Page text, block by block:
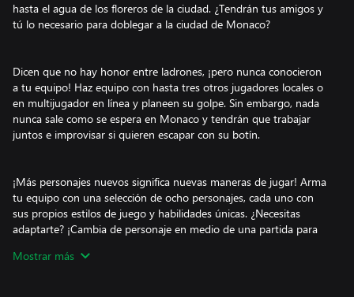
hasta el agua de los floreros de la ciudad. ¿Tendrán tus amigos y
tú lo necesario para doblegar a la ciudad de Monaco?
Dicen que no hay honor entre ladrones, ¡pero nunca conocieron
a tu equipo! Haz equipo con hasta tres otros jugadores locales o
en multijugador en línea y planeen su golpe. Sin embargo, nada
nunca sale como se espera en Monaco y tendrán que trabajar
juntos e improvisar si quieren escapar con su botín.
¡Más personajes nuevos significa nuevas maneras de jugar! Arma
tu equipo con una selección de ocho personajes, cada uno con
sus propios estilos de juego y habilidades únicas. ¿Necesitas
adaptarte? ¡Cambia de personaje en medio de una partida para
hacia riquezas inimaginables!
Mostrar más